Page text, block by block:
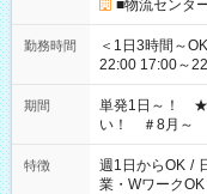
■物流センタ
勤務時間
＜1日3時間～OK！＞ ▼ 例えば… ▼ 15:00～
22:00 17:00～22:00 など こちら以外の
ださい！
期間
単発1日～！ ★
い！ ＃8月～
特徴 週1日からOK /
業・WワークOK